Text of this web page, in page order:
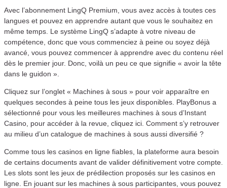
Avec l’abonnement LingQ Premium, vous avez accès à toutes ces
langues et pouvez en apprendre autant que vous le souhaitez en
même temps. Le système LingQ s’adapte à votre niveau de
compétence, donc que vous commenciez à peine ou soyez déjà
avancé, vous pouvez commencer à apprendre avec du contenu réel
dès le premier jour. Donc, voilà un peu ce que signifie « avoir la tête
dans le guidon ».
Cliquez sur l’onglet « Machines à sous » pour voir apparaître en
quelques secondes à peine tous les jeux disponibles. PlayBonus a
sélectionné pour vous les meilleures machines à sous d’Instant
Casino, pour accéder à la revue, cliquez ici. Comment s’y retrouver
au milieu d’un catalogue de machines à sous aussi diversifié ?
Comme tous les casinos en ligne fiables, la plateforme aura besoin
de certains documents avant de valider définitivement votre compte.
Les slots sont les jeux de prédilection proposés sur les casinos en
ligne. En jouant sur les machines à sous participantes, vous pouvez